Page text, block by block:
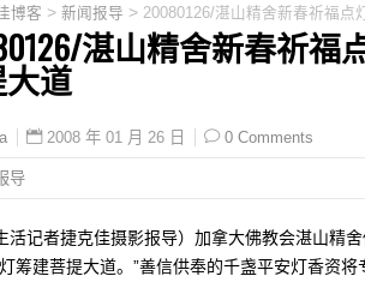
博客 > 新闻报导 > 20080126/湛山精舍新春祈福点
湛山精舍新春祈福
道
2008 年 01 月 26 日 0 Comments
导
活记者捷克佳摄影报导）加拿大佛教会湛山精
筹建菩提大道。”善信供奉的千盏平安灯香资